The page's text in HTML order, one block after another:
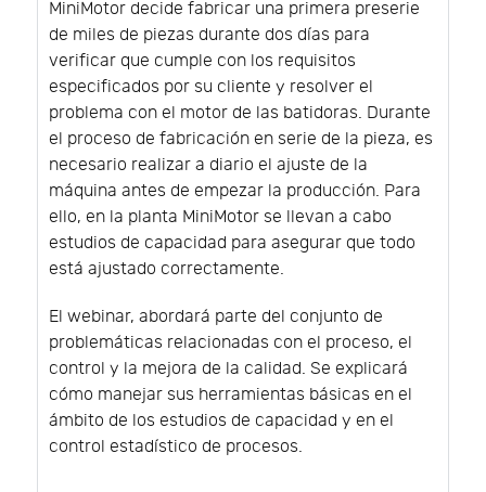
MiniMotor decide fabricar una primera preserie
de miles de piezas durante dos días para
verificar que cumple con los requisitos
especificados por su cliente y resolver el
problema con el motor de las batidoras. Durante
el proceso de fabricación en serie de la pieza, es
necesario realizar a diario el ajuste de la
máquina antes de empezar la producción. Para
ello, en la planta MiniMotor se llevan a cabo
estudios de capacidad para asegurar que todo
está ajustado correctamente.
El webinar, abordará parte del conjunto de
problemáticas relacionadas con el proceso, el
control y la mejora de la calidad. Se explicará
cómo manejar sus herramientas básicas en el
ámbito de los estudios de capacidad y en el
control estadístico de procesos.